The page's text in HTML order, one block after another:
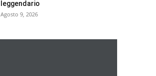
leggendario
Agosto 9, 2026